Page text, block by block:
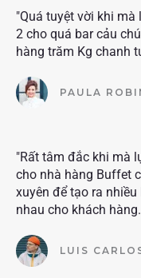
"Quá tuyệt vời khi
2 cho quá bar cảu
hàng trăm Kg chanh
PAULA
"Rất tâm đắc khi mà
cho nhà hàng Buffet
xuyên để tạo ra
nhau cho khách
LUIS